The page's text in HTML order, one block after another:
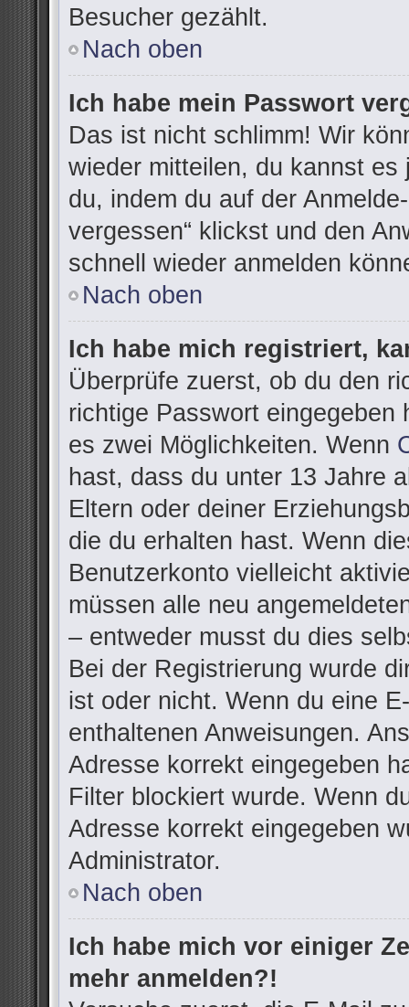
Besucher gezählt.
Nach oben
Ich habe mein Passwort
Das ist nicht schlimm! Wir
wieder mitteilen, du kannst
du, indem du auf der
vergessen“ klickst und den
schnell wieder anmelden
Nach oben
Ich habe mich registriert,
Überprüfe zuerst, ob du den
richtige Passwort eingegeben
es zwei Möglichkeiten. Wenn
hast, dass du unter 13 Jahre
Eltern oder deiner
die du erhalten hast. Wenn
Benutzerkonto vielleicht
müssen alle neu
– entweder musst du dies
Bei der Registrierung wurde
ist oder nicht. Wenn du eine
enthaltenen Anweisungen.
Adresse korrekt eingegeben
Filter blockiert wurde. Wenn
Adresse korrekt eingegeben
Administrator.
Nach oben
Ich habe mich vor einiger
mehr anmelden?!